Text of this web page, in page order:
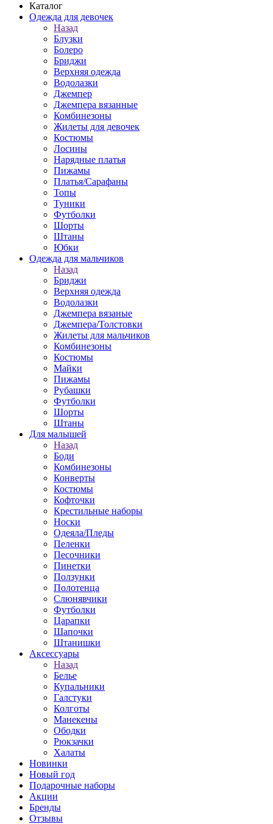
Каталог
Одежда для девочек
Назад
Блузки
Болеро
Бриджи
Верхняя одежда
Водолазки
Джемпер
Джемпера вязанные
Комбинезоны
Жилеты для девочек
Костюмы
Лосины
Нарядные платья
Пижамы
Платья/Сарафаны
Топы
Туники
Футболки
Шорты
Штаны
Юбки
Одежда для мальчиков
Назад
Бриджи
Верхняя одежда
Водолазки
Джемпера вязаные
Джемпера/Толстовки
Жилеты для мальчиков
Комбинезоны
Костюмы
Майки
Пижамы
Рубашки
Футболки
Шорты
Штаны
Для малышей
Назад
Боди
Комбинезоны
Конверты
Костюмы
Кофточки
Крестильные наборы
Носки
Одеяла/Пледы
Пеленки
Песочники
Пинетки
Ползунки
Полотенца
Слюнявчики
Футболки
Царапки
Шапочки
Штанишки
Аксессуары
Назад
Белье
Купальники
Галстуки
Колготы
Манекены
Ободки
Рюкзачки
Халаты
Новинки
Новый год
Подарочные наборы
Акции
Бренды
Отзывы